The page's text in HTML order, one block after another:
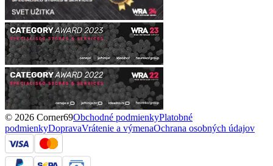
© 2026 Corner69Obchodné podmienkyPlatobné
podmienkyDopravaVrátenie a výmenaOchrana osobných údajov